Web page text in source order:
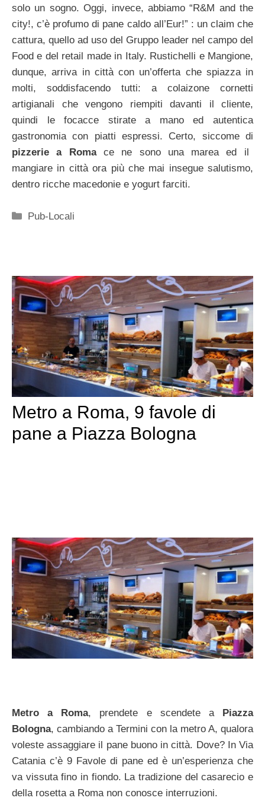
solo un sogno. Oggi, invece, abbiamo “R&M and the
city!, c’è profumo di pane caldo all’Eur!” : un claim che
cattura, quello ad uso del Gruppo leader nel campo del
Food e del retail made in Italy. Rustichelli e Mangione,
dunque, arriva in città con un’offerta che spiazza in
molti, soddisfacendo tutti: a colaizone cornetti
artigianali che vengono riempiti davanti il cliente,
quindi le focacce stirate a mano ed autentica
gastronomia con piatti espressi. Certo, siccome di
pizzerie a Romace ne sono una marea ed il
mangiare in città ora più che mai insegue salutismo,
dentro ricche macedonie e yogurt farciti.
Categorie
Pub-Locali
Metro a Roma, 9 favole di
pane a Piazza Bologna
Metro a Roma, prendete e scendete a
Piazza
Bologna, cambiando a Termini con la metro A, qualora
voleste assaggiare il pane buono in città. Dove? In Via
Catania c’è 9 Favole di pane ed è un’esperienza che
va vissuta fino in fiondo. La tradizione del casarecio e
della rosetta a Roma non conosce interruzioni.